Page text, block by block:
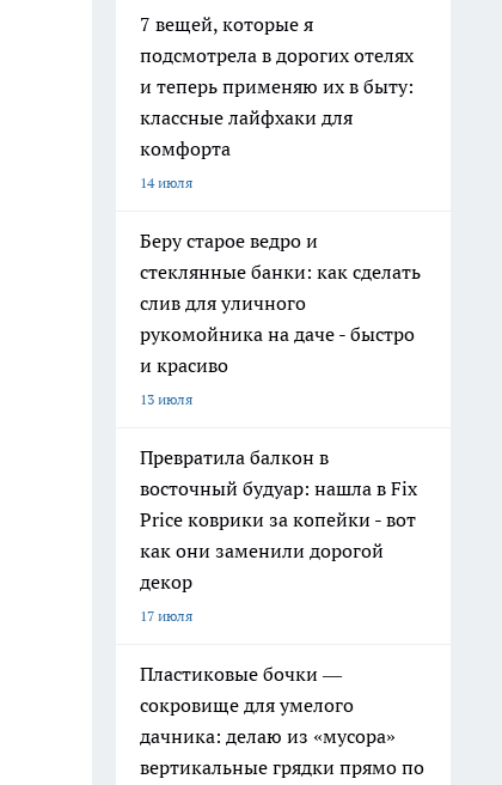
7 вещей, которые я
подсмотрела в дорогих отелях
и теперь применяю их в быту:
классные лайфхаки для
комфорта
14 июля
Беру старое ведро и
стеклянные банки: как сделать
слив для уличного
рукомойника на даче - быстро
и красиво
13 июля
Превратила балкон в
восточный будуар: нашла в Fix
Price коврики за копейки - вот
как они заменили дорогой
декор
17 июля
Пластиковые бочки —
сокровище для умелого
дачника: делаю из «мусора»
вертикальные грядки прямо по